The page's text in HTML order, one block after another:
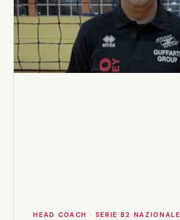
HEAD COACH · SERIE B2 NAZIONALE